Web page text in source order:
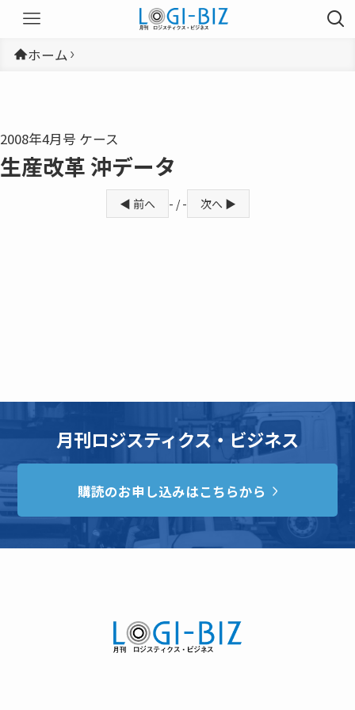
ホーム
2008年4月号 ケース
生産改革 沖データ
◀ 前へ - / - 次へ ▶
月刊ロジスティクス・ビジネス
購読のお申し込みはこちらから